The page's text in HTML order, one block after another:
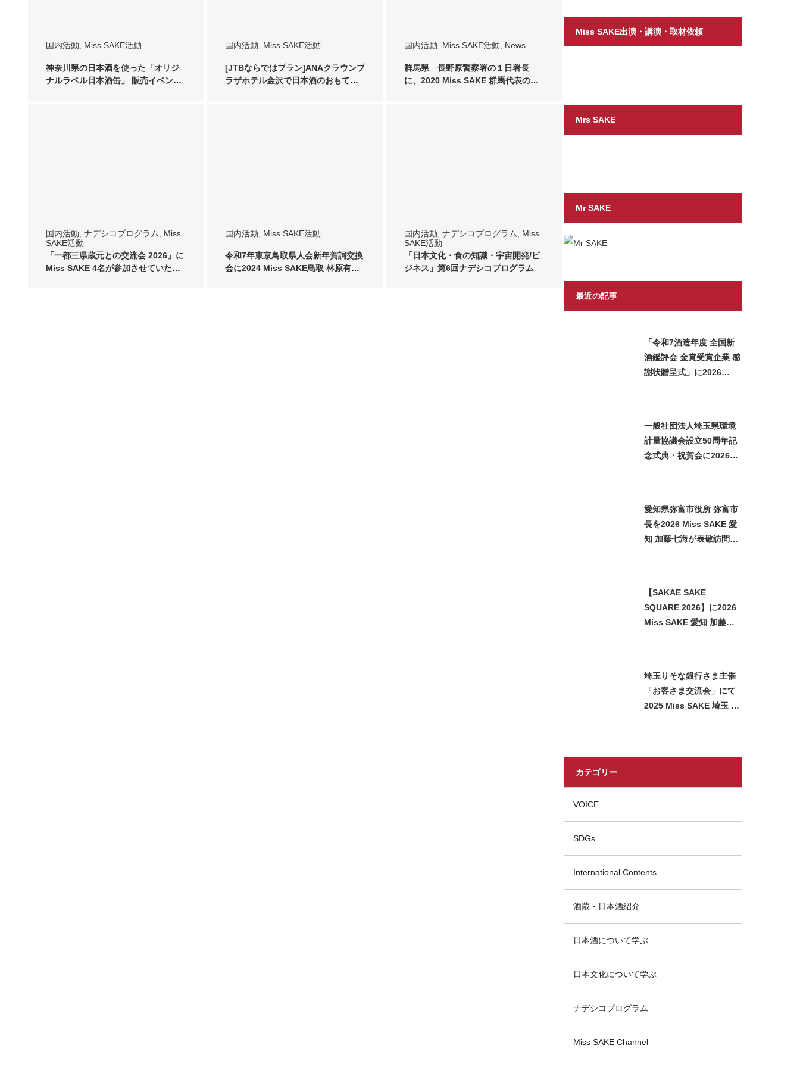
国内活動 Miss SAKE活動
神奈川県の日本酒を使った「オリジ
ナルラベル日本酒缶」 販売イベント
国内活動 Miss SAKE活動
[JTBならではプラン]ANAクラウンプ
ラザホテル金沢で日本酒のおもてな
国内活動 Miss SAKE活動 News
群馬県 長野原警察署の１日署長
に、2020 Miss SAKE 群馬代表の福
国内活動 ナデシコプログラム
Miss
SAKE活動
「一都三県蔵元との交流会 2026」に
Miss SAKE 4名が参加させていた
国内活動 Miss SAKE活動
令和7年東京鳥取県人会新年賀詞交換
会に2024 Miss SAKE鳥取 林原有
国内活動 ナデシコプログラム
Miss
SAKE活動
「日本文化・食の知識・宇宙開発/ビ
ジネス」第6回ナデシコプログラム
Miss SAKE出演・講演・取材依頼
Mrs SAKE
Mr SAKE
最近の記事
「令和7酒造年度 全国新
酒鑑評会 金賞受賞企業 感
謝状贈呈式」に2026
一般社団法人埼玉県環境
計量協議会設立50周年記
念式典・祝賀会に2026
愛知県弥富市役所 弥富市
長を2026 Miss SAKE 愛
知 加藤七海が表敬訪問い
【SAKAE SAKE
SQUARE 2026】に2026
Miss SAKE 愛知 加藤七
埼玉りそな銀行さま主催
「お客さま交流会」にて
2025 Miss SAKE 埼玉 石
カテゴリー
VOICE
SDGs
International Contents
酒蔵・日本酒紹介
日本酒について学ぶ
日本文化について学ぶ
ナデシコプログラム
Miss SAKE Channel